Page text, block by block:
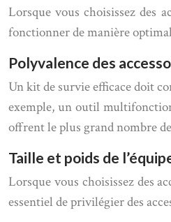
Lorsque vous choisissez des
fonctionner de manière
Polyvalence des
Un kit de survie efficace doit
exemple, un outil
offrent le plus grand nombre
Taille et poids de
Lorsque vous choisissez des
essentiel de privilégier des